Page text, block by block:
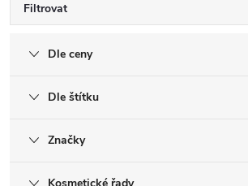
Filtrovat
Dle ceny
Dle štítku
Značky